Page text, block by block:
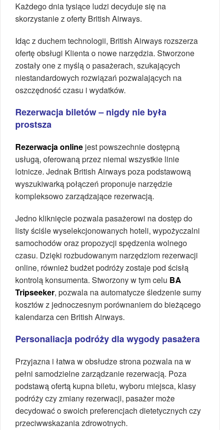
Każdego dnia tysiące ludzi decyduje się na
skorzystanie z oferty British Airways.
Idąc z duchem technologii, British Airways rozszerza
ofertę obsługi Klienta o nowe narzędzia. Stworzone
zostały one z myślą o pasażerach, szukających
niestandardowych rozwiązań pozwalających na
oszczędność czasu i wydatków.
Rezerwacja biletów – nigdy nie była
prostsza
Rezerwacja online jest powszechnie dostępną
usługą, oferowaną przez niemal wszystkie linie
lotnicze. Jednak British Airways poza podstawową
wyszukiwarką połączeń proponuje narzędzie
kompleksowo zarządzające rezerwacją.
Jedno kliknięcie pozwala pasażerowi na dostęp do
listy ściśle wyselekcjonowanych hoteli, wypożyczalni
samochodów oraz propozycji spędzenia wolnego
czasu. Dzięki rozbudowanym narzędziom rezerwacji
online, również budżet podróży zostaje pod ścisłą
kontrolą konsumenta. Stworzony w tym celu BA
Tripseeker, pozwala na automatycze śledzenie sumy
kosztów z jednoczesnym porównaniem do bieżącego
kalendarza cen British Airways.
Personaliacja podróży dla wygody pasażera
Przyjazna i łatwa w obsłudze strona pozwala na w
pełni samodzielne zarządzanie rezerwacją. Poza
podstawą ofertą kupna biletu, wyboru miejsca, klasy
podróży czy zmiany rezerwacji, pasażer może
decydować o swoich preferencjach dietetycznych czy
przeciwwskazania zdrowotnych.